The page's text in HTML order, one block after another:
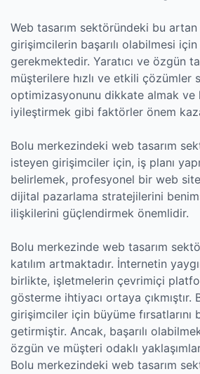
Web tasarım sektöründeki bu
girişimcilerin başarılı olabilmesi için
gerekmektedir. Yaratıcı ve özgün
müşterilere hızlı ve etkili çözümler
optimizasyonunu dikkate almak ve
iyileştirmek gibi faktörler önem
Bolu merkezindeki web tasarım
isteyen girişimciler için, iş planı
belirlemek, profesyonel bir web
dijital pazarlama stratejilerini
ilişkilerini güçlendirmek önemlidir.
Bolu merkezinde web tasarım
katılım artmaktadır. İnternetin
birlikte, işletmelerin çevrimiçi
gösterme ihtiyacı ortaya çıkmıştır.
girişimciler için büyüme fırsatlarını
getirmiştir. Ancak, başarılı
özgün ve müşteri odaklı
Bolu merkezindeki web tasarım